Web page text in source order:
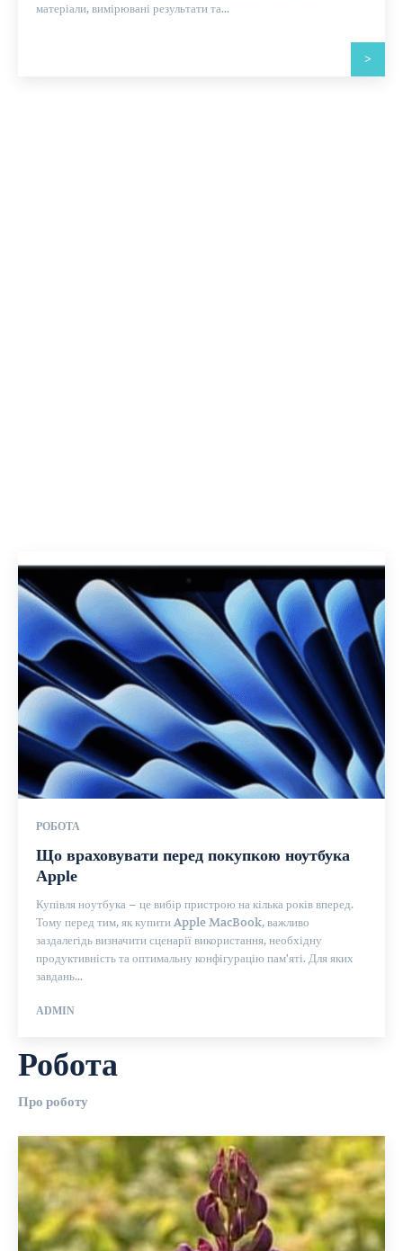
матеріали, вимірювані результати та...
>
РОБОТА
Що враховувати перед покупкою ноутбука
Apple
Купівля ноутбука – це вибір пристрою на кілька років вперед.
Тому перед тим, як купити Apple MacBook, важливо
заздалегідь визначити сценарії використання, необхідну
продуктивність та оптимальну конфігурацію пам'яті. Для яких
завдань...
ADMIN
Робота
Про роботу